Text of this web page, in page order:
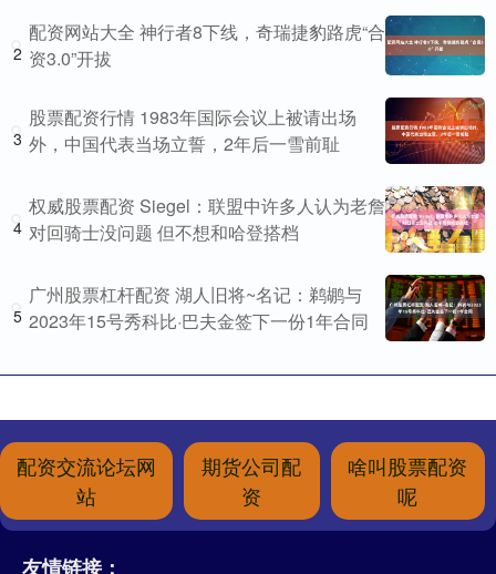
2
配资网站大全 神行者8下线，奇瑞捷豹路虎“合
资3.0”开拔
3
股票配资行情 1983年国际会议上被请出场
外，中国代表当场立誓，2年后一雪前耻
4
权威股票配资 Siegel：联盟中许多人认为老詹
对回骑士没问题 但不想和哈登搭档
5
广州股票杠杆配资 湖人旧将~名记：鹈鹕与
2023年15号秀科比·巴夫金签下一份1年合同
配资交流论坛网
站
期货公司配
资
啥叫股票配资
呢
友情链接：